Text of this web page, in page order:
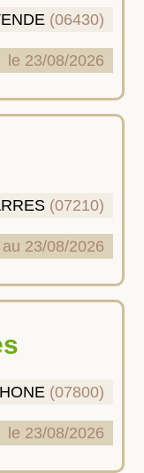
(06430)
le 23/08/2026
(07210)
23/08/2026
(07800)
le 23/08/2026